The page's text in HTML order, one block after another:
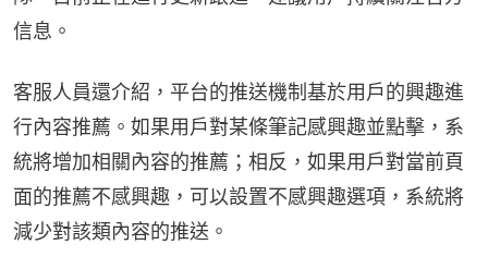
信息。
客服人員還介紹，平台的推送機制基於用戶的興趣進
行內容推薦。如果用戶對某條筆記感興趣並點擊，系
統將增加相關內容的推薦；相反，如果用戶對當前頁
面的推薦不感興趣，可以設置不感興趣選項，系統將
減少對該類內容的推送。